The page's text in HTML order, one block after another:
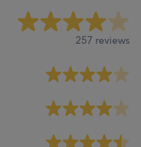
257 reviews